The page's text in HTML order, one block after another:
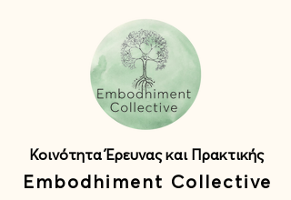
Κοινότητα Έρευνας και Πρακτικής
Embodhiment Collective